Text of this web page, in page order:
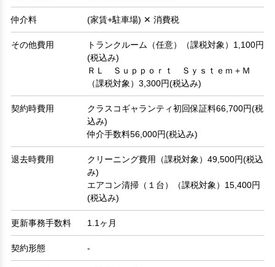
仲介料 (家賃+駐車場) ✕ 消費税
その他費用
トランクルーム（任意）（課税対象）1,100円
(税込み)
ＲＬ Ｓｕｐｐｏｒｔ Ｓｙｓｔｅｍ＋Ｍ
（課税対象）3,300円(税込み)
契約時費用
クラスコギャランティ初回保証料66,700円(税
込み)
仲介手数料56,000円(税込み)
退去時費用
クリーニング費用（課税対象）49,500円(税込
み)
エアコン清掃（１台）（課税対象）15,400円
(税込み)
更新事務手数料 1.1ヶ月
契約形態 -